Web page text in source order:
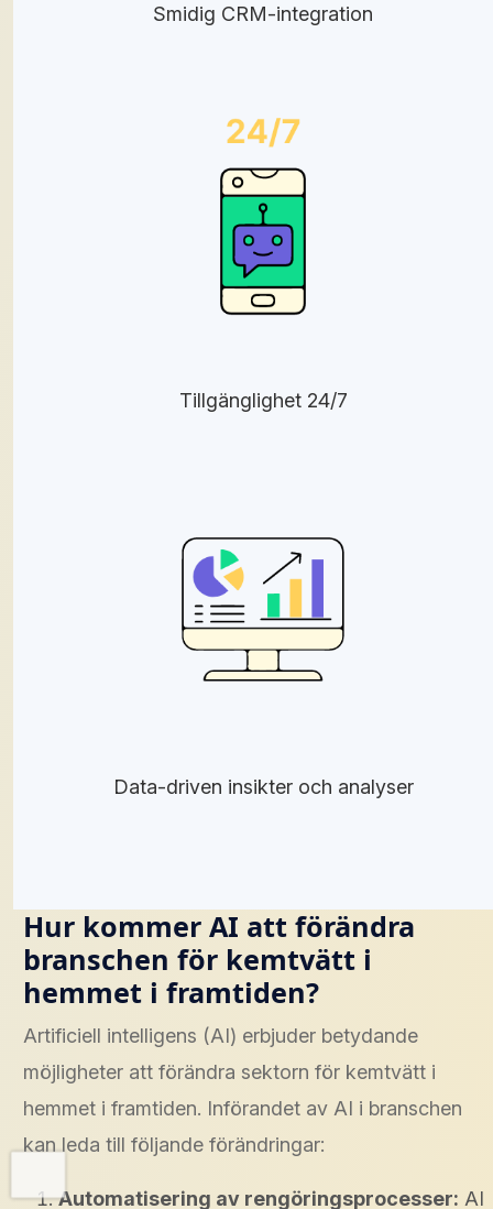
Smidig CRM-integration
Tillgänglighet 24/7
Data-driven insikter och analyser
Hur kommer AI att förändra
branschen för kemtvätt i
hemmet i framtiden?
Artificiell intelligens (AI) erbjuder betydande
möjligheter att förändra sektorn för kemtvätt i
hemmet i framtiden. Införandet av AI i branschen
kan leda till följande förändringar:
Automatisering av rengöringsprocesser: AI